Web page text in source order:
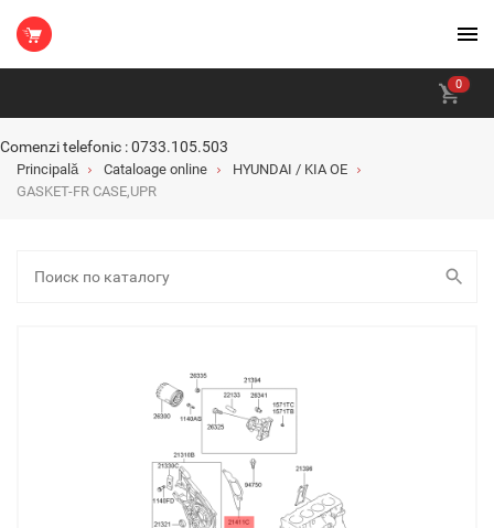
0
Comenzi telefonic : 0733.105.503
Principală Cataloage online
HYUNDAI / KIA OE
GASKET-FR CASE,UPR